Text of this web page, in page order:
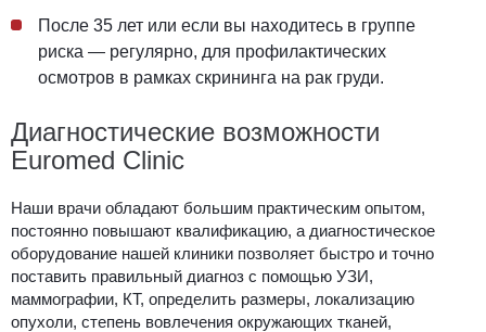
После 35 лет или если вы находитесь в группе
риска — регулярно, для профилактических
осмотров в рамках скрининга на рак груди.
Диагностические возможности
Euromed Clinic
Наши врачи обладают большим практическим опытом,
постоянно повышают квалификацию, а диагностическое
оборудование нашей клиники позволяет быстро и точно
поставить правильный диагноз с помощью УЗИ,
маммографии, КТ, определить размеры, локализацию
опухоли, степень вовлечения окружающих тканей,